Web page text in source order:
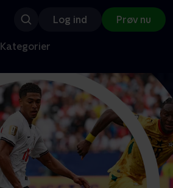
Log ind Prøv nu
Kategorier